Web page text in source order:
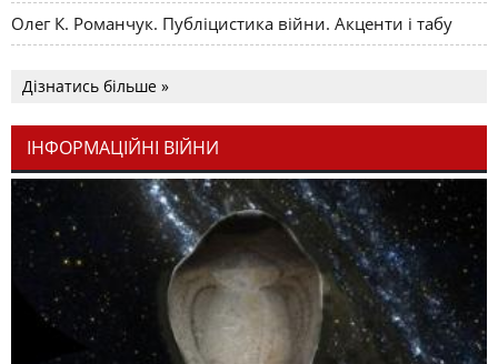
Олег К. Романчук. Публіцистика війни. Акценти і табу
Дізнатись більше »
ІНФОРМАЦІЙНІ ВІЙНИ